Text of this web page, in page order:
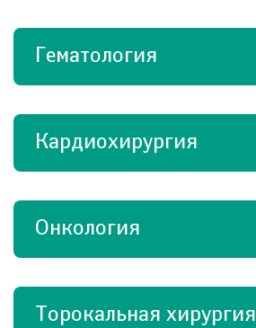
Гематология
Кардиохирургия
Онкология
Торокальная хирургия